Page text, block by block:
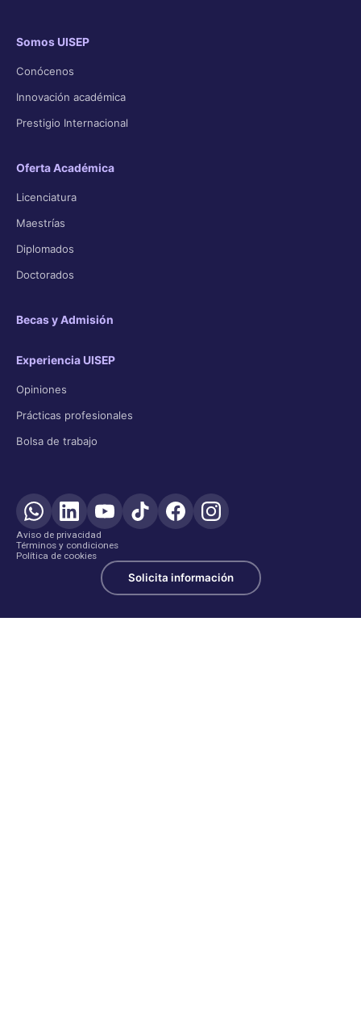
Somos UISEP
Conócenos
Innovación académica
Prestigio Internacional
Oferta Académica
Licenciatura
Maestrías
Diplomados
Doctorados
Becas y Admisión
Experiencia UISEP
Opiniones
Prácticas profesionales
Bolsa de trabajo
Aviso de privacidad
Términos y condiciones
Política de cookies
Solicita información